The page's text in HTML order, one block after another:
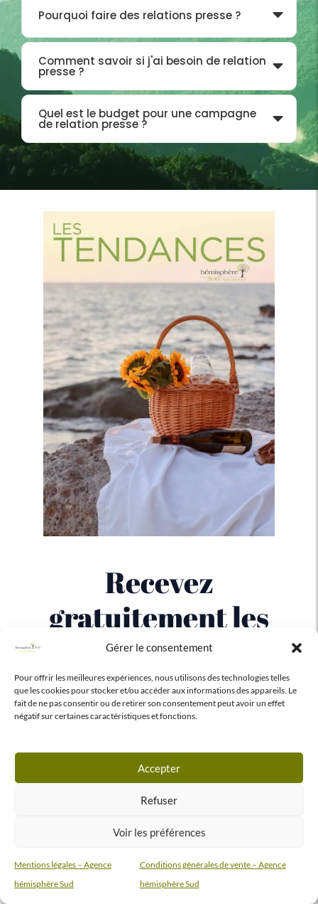
Gérer le consentement
Pour offrir les meilleures expériences, nous utilisons des technologies telles
que les cookies pour stocker et/ou accéder aux informations des appareils. Le
fait de ne pas consentir ou de retirer son consentement peut avoir un effet
négatif sur certaines caractéristiques et fonctions.
Accepter
Refuser
Voir les préférences
Mentions légales – Agence
hémisphère Sud
Conditions générales de vente – Agence
hémisphère Sud
Pourquoi faire des relations presse ?
Comment savoir si j'ai besoin de relation
presse ?
Quel est le budget pour une campagne
de relation presse ?
Recevez
gratuitement les
dernières tendances
Nous créons deux fois par an une newsletter qui reprend
les dernières tendances du secteur.
directement chez vous !
E-
Recevoir les news